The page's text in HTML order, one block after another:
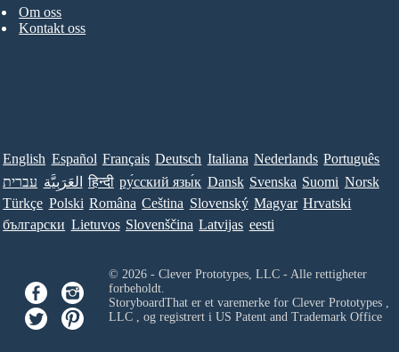
Om oss
Kontakt oss
English Español Français Deutsch Italiana Nederlands Português
עברית العَرَبِيَّة हिन्दी ру́сский язы́к Dansk Svenska Suomi Norsk
Türkçe Polski Româna Ceština Slovenský Magyar Hrvatski
български Lietuvos Slovenščina Latvijas eesti
© 2026 - Clever Prototypes, LLC - Alle rettigheter
forbeholdt.
StoryboardThat er et varemerke for Clever Prototypes ,
LLC, og registrert i US Patent and Trademark Office